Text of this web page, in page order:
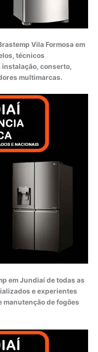
Vila Formosa em
técnicos
conserto,
multimarcas.
em Jundiaí de todas as
e experientes
manutenção de fogões